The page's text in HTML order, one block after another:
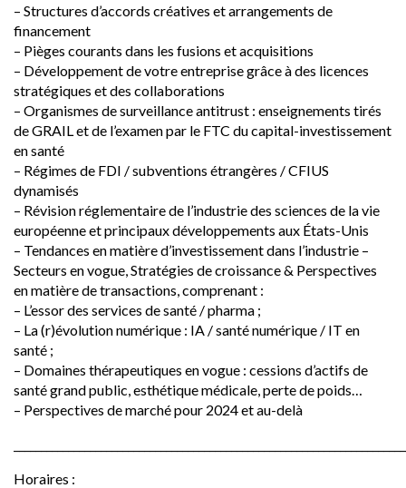
– Structures d’accords créatives et arrangements de
financement
– Pièges courants dans les fusions et acquisitions
– Développement de votre entreprise grâce à des licences
stratégiques et des collaborations
– Organismes de surveillance antitrust : enseignements tirés
de GRAIL et de l’examen par le FTC du capital-investissement
en santé
– Régimes de FDI / subventions étrangères / CFIUS
dynamisés
– Révision réglementaire de l’industrie des sciences de la vie
européenne et principaux développements aux États-Unis
– Tendances en matière d’investissement dans l’industrie –
Secteurs en vogue, Stratégies de croissance & Perspectives
en matière de transactions, comprenant :
– L’essor des services de santé / pharma ;
– La (r)évolution numérique : IA / santé numérique / IT en
santé ;
– Domaines thérapeutiques en vogue : cessions d’actifs de
santé grand public, esthétique médicale, perte de poids…
– Perspectives de marché pour 2024 et au-delà
Horaires :